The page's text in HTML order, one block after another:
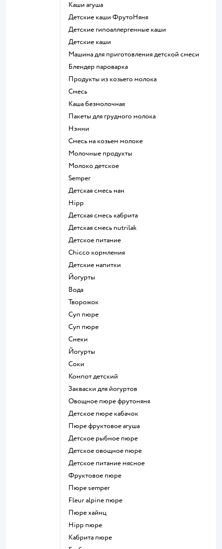
каши агуша
Детские каши ФрутоНяня
Детские гипоаллергенные каши
детские каши
машина для приготовления детской смеси
блендер пароварка
продукты из козьего молока
смесь
каша безмолочная
пакеты для грудного молока
нэнни
смесь на козьем молоке
молочные продукты
молоко детское
semper
детская смесь нан
hipp
детская смесь кабрита
детская смесь nutrilak
детское питание
chicco кормления
детские напитки
йогурты
Вода
творожок
суп пюре
суп пюре
Снеки
йогурты
Соки
компот детский
Закваски для йогуртов
овощное пюре фрутоняня
детское пюре кабачок
пюре фруктовое агуша
детское рыбное пюре
детское овощное пюре
детское питание мясное
фруктовое пюре
пюре semper
fleur alpine пюре
пюре хайнц
hipp пюре
кабрита пюре